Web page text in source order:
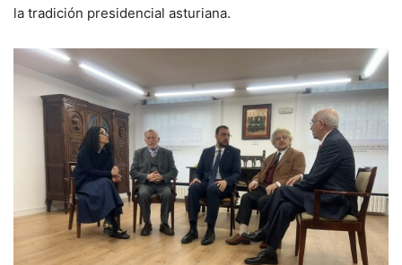
la tradición presidencial asturiana.